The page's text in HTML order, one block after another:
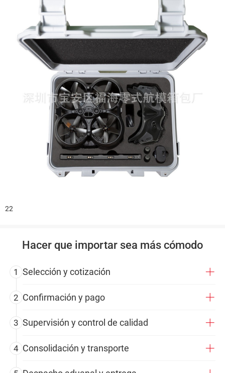
22
Hacer que importar sea más cómodo
1 Selección y cotización
2 Confirmación y pago
3 Supervisión y control de calidad
4 Consolidación y transporte